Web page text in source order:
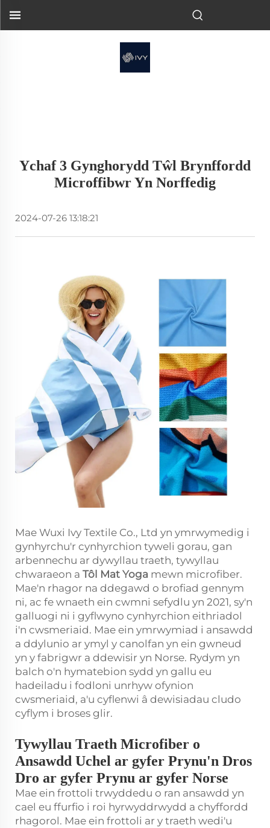
Ychaf 3 Gynghorydd Tŵl Brynffordd
Microffibwr Yn Norffedig
2024-07-26 13:18:21
Mae Wuxi Ivy Textile Co., Ltd yn ymrwymedig i
gynhyrchu'r cynhyrchion tyweli gorau, gan
arbennechu ar dywyllau traeth, tywyllau
chwaraeon a Tôl Mat Yoga mewn microfiber.
Mae'n rhagor na ddegawd o brofiad gennym
ni, ac fe wnaeth ein cwmni sefydlu yn 2021, sy'n
galluogi ni i gyflwyno cynhyrchion eithriadol
i'n cwsmeriaid. Mae ein ymrwymiad i ansawdd
a ddylunio ar ymyl y canolfan yn ein gwneud
yn y fabrigwr a ddewisir yn Norse. Rydym yn
balch o'n hymatebion sydd yn gallu eu
hadeiladu i fodloni unrhyw ofynion
cwsmeriaid, a'u cyflenwi â dewisiadau cludo
cyflym i broses glir.
Tywyllau Traeth Microfiber o
Ansawdd Uchel ar gyfer Prynu'n Dros
Dro ar gyfer Prynu ar gyfer Norse
Mae ein frottoli trwyddedu o ran ansawdd yn
cael eu ffurfio i roi hyrwyddrwydd a chyffordd
rhagorol. Mae ein frottoli ar y traeth wedi'u